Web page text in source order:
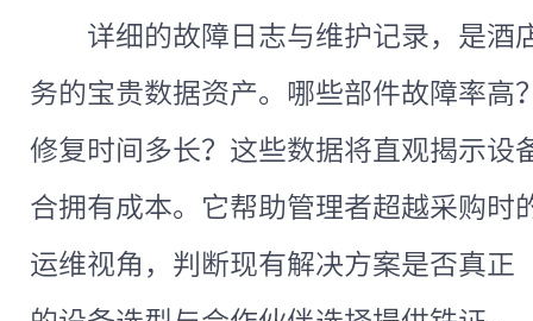
详细的故障日志与维护记录，是酒
务的宝贵数据资产。哪些部件故障率高
修复时间多长？这些数据将直观揭示设
合拥有成本。它帮助管理者超越采购
运维视角，判断现有解决方案是否真